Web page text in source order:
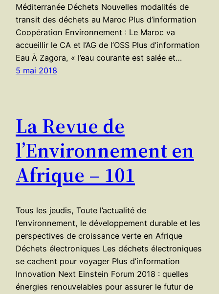
Méditerranée Déchets Nouvelles modalités de
transit des déchets au Maroc Plus d’information
Coopération Environnement : Le Maroc va
accueillir le CA et l’AG de l’OSS Plus d’information
Eau À Zagora, « l’eau courante est salée et…
5 mai 2018
La Revue de
l’Environnement en
Afrique – 101
Tous les jeudis, Toute l’actualité de
l’environnement, le développement durable et les
perspectives de croissance verte en Afrique
Déchets électroniques Les déchets électroniques
se cachent pour voyager Plus d’information
Innovation Next Einstein Forum 2018 : quelles
énergies renouvelables pour assurer le futur de